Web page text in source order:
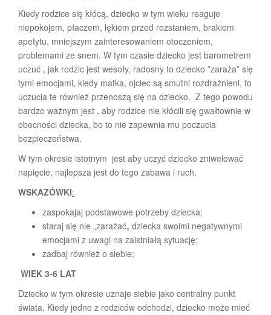
Kiedy rodzice się kłócą, dziecko w tym wieku reaguje
niepokojem, płaczem, lękiem przed rozstaniem, brakiem
apetytu, mniejszym zainteresowaniem otoczeniem,
problemami ze snem. W tym czasie dziecko jest barometrem
uczuć , jak rodzic jest wesoły, radosny to dziecko ”zaraża” się
tymi emocjami, kiedy matka, ojciec są smutni rozdrażnieni, to
uczucia te również przenoszą się na dziecko. Z tego powodu
bardzo ważnym jest , aby rodzice nie kłócili się gwałtownie w
obecności dziecka, bo to nie zapewnia mu poczucia
bezpieczeństwa.
W tym okresie istotnym jest aby uczyć dziecko zniwelować
napięcie, najlepsza jest do tego zabawa i ruch.
WSKAZÓWKI:
zaspokajaj podstawowe potrzeby dziecka;
staraj się nie „zarażać„ dziecka swoimi negatywnymi
emocjami z uwagi na zaistniałą sytuację;
zadbaj również o siebie;
WIEK 3-6 LAT
Dziecko w tym okresie uznaje siebie jako centralny punkt
świata. Kiedy jedno z rodziców odchodzi, dziecko może mieć